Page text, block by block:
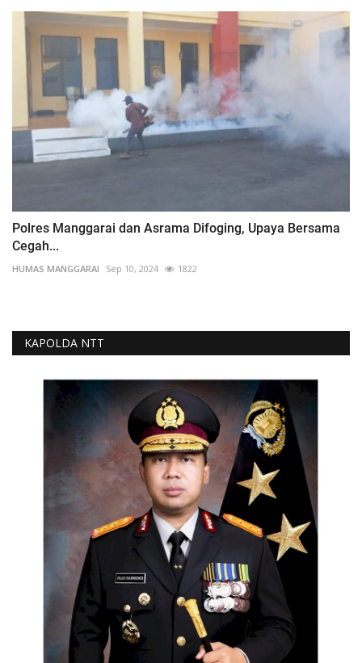
Polres Manggarai dan Asrama Difoging, Upaya Bersama
Cegah...
HUMAS MANGGARAI Sep 10, 2024 1822
KAPOLDA NTT